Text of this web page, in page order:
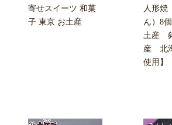
寄せスイーツ 和菓
子 東京 お土産
人形焼
ん）8
土産
産 北
使用】